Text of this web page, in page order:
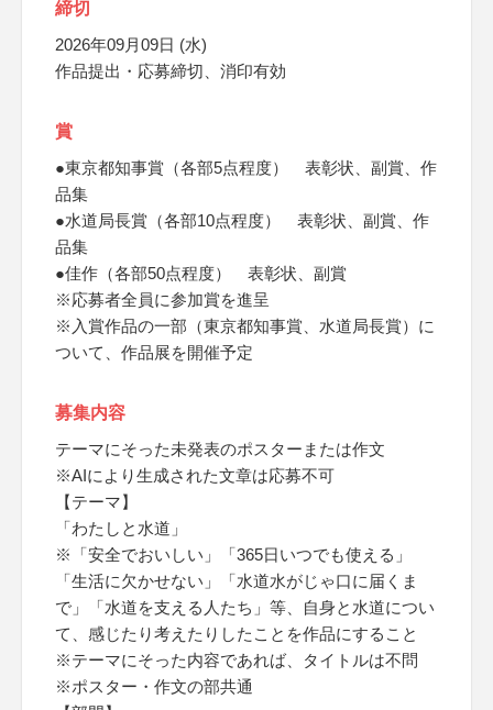
締切
2026年09月09日 (水)
作品提出・応募締切、消印有効
賞
●東京都知事賞（各部5点程度） 表彰状、副賞、作
品集
●水道局長賞（各部10点程度） 表彰状、副賞、作
品集
●佳作（各部50点程度） 表彰状、副賞
※応募者全員に参加賞を進呈
※入賞作品の一部（東京都知事賞、水道局長賞）に
ついて、作品展を開催予定
募集内容
テーマにそった未発表のポスターまたは作文
※AIにより生成された文章は応募不可
【テーマ】
「わたしと水道」
※「安全でおいしい」「365日いつでも使える」
「生活に欠かせない」「水道水がじゃ口に届くま
で」「水道を支える人たち」等、自身と水道につい
て、感じたり考えたりしたことを作品にすること
※テーマにそった内容であれば、タイトルは不問
※ポスター・作文の部共通